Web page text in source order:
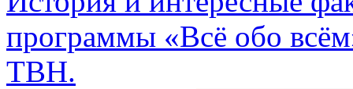
программы «Всё обо
ТВН.